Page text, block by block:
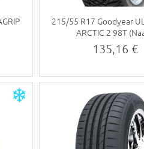
215/55 R17 Goodyear
ARCTIC 2 98T
135,16 €